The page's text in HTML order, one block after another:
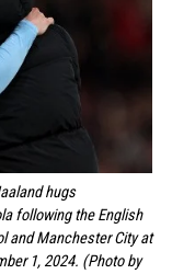
hugs
following the English
and Manchester City at
1, 2024. (Photo by